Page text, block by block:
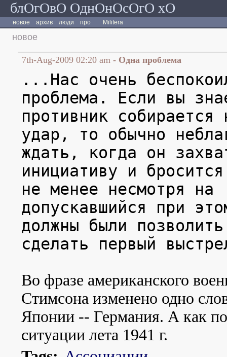
блОгОвО ОднОнОсОгО хО
новое архив люди про Militera
новое
7th-Aug-2009 02:20 am - Одна проблема
...Нас очень
проблема. Если вы
противник собирается
удар, то обычно
ждать, когда он
инициативу и
не менее несмотря на
допускавшийся при
должны были
сделать первый
Во фразе американского
Стимсона изменено одно
Японии -- Германия. А как
ситуации лета 1941 г.